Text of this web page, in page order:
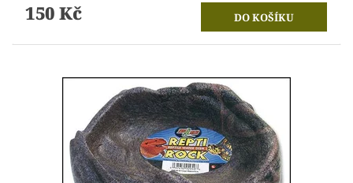
150 Kč